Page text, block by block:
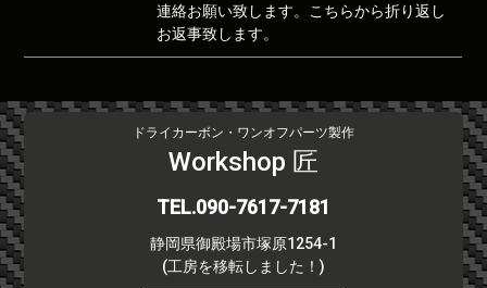
連絡お願い致します。こちらから折り返し
お返事致します。
ドライカーボン・ワンオフパーツ製作
Workshop 匠
TEL.090-7617-7181
静岡県御殿場市塚原1254-1
(工房を移転しました！)